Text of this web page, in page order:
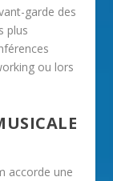
garde des
plus
ou lors
accorde une